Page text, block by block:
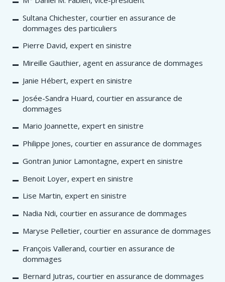
Sultana Chichester, courtier en assurance de
dommages des particuliers
Pierre David, expert en sinistre
Mireille Gauthier, agent en assurance de dommages
Janie Hébert, expert en sinistre
Josée-Sandra Huard, courtier en assurance de
dommages
Mario Joannette, expert en sinistre
Philippe Jones, courtier en assurance de dommages
Gontran Junior Lamontagne, expert en sinistre
Benoit Loyer, expert en sinistre
Lise Martin, expert en sinistre
Nadia Ndi, ​courtier en assurance de dommages
Maryse Pelletier, courtier en assurance de dommages
François Vallerand, courtier en assurance de
dommages​
Bernard Jutras, courtier en assurance de dommages